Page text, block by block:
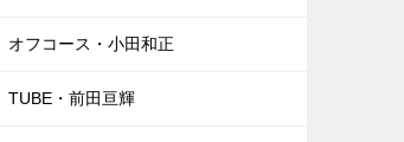
オフコース・小田和正
TUBE・前田亘輝